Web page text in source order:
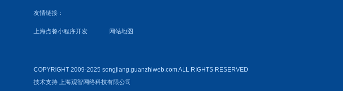
友情链接：
上海点餐小程序开发 网站地图
COPYRIGHT 2009-2025 songjiang.guanzhiweb.com ALL RIGHTS RESERVED
技术支持上海观智网络科技有限公司